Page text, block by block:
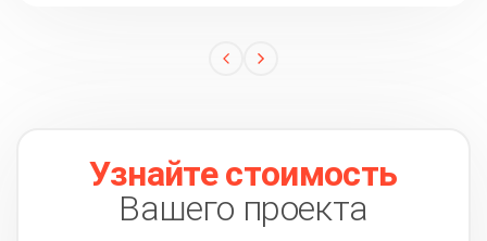
Узнайте стоимость
Вашего проекта